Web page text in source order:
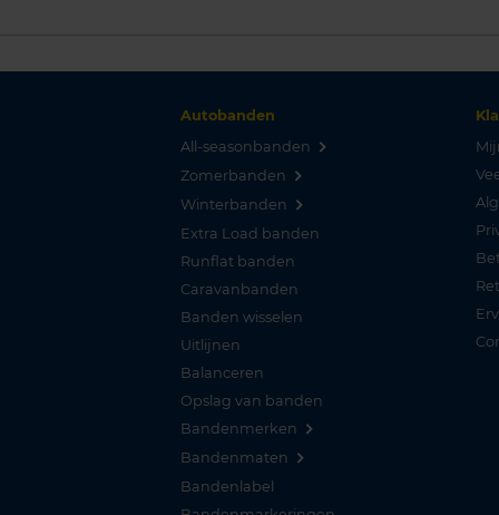
Autobanden
All-seasonbanden
Zomerbanden
Winterbanden
Extra Load banden
Runflat banden
Caravanbanden
Banden wisselen
Uitlijnen
Balanceren
Opslag van banden
Bandenmerken
Bandenmaten
Bandenlabel